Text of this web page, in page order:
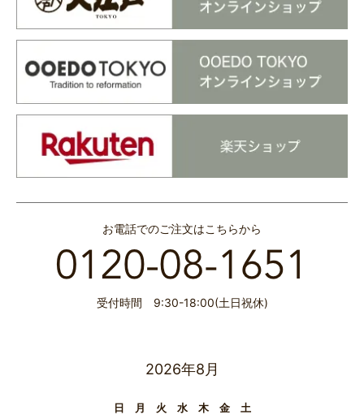
お電話でのご注文はこちらから
受付時間 9:30-18:00(土日祝休)
2026年8月
日 月 火 水 木 金
土